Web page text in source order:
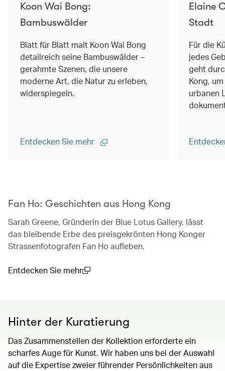
Koon Wai Bong:
Bambuswälder
Blatt für Blatt malt Koon Wai Bong
detailreich seine Bambuswälder –
gerahmte Szenen, die unsere
moderne Art, die Natur zu erleben,
widerspiegeln.
Entdecken Sie mehr
Elaine
Stadt
Für die
jedes
geht
Kong,
urbanen
Fan Ho: Geschichten aus Hong Kong
Sarah Greene, Gründerin der Blue Lotus Gallery, lässt
das bleibende Erbe des preisgekrönten Hong Konger
Strassenfotografen Fan Ho aufleben.
Entdecken Sie mehr
Hinter der Kuratierung
Das Zusammenstellen der Kollektion erforderte ein
scharfes Auge für Kunst. Wir haben uns bei der Auswahl
auf die Expertise zweier führender Persönlichkeiten aus